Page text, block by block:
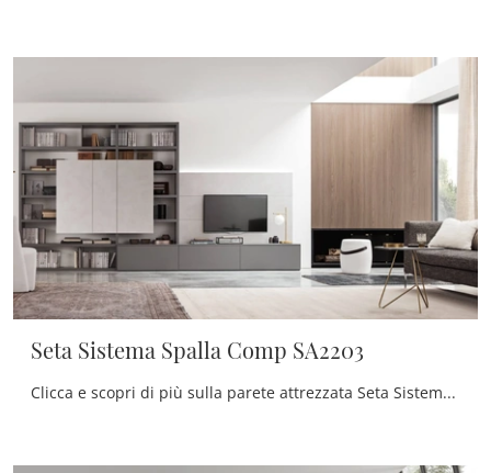
Seta Sistema Spalla Comp SA2203
Clicca e scopri di più sulla parete attrezzata Seta Sistema Spalla Comp SA2203 dell'azienda Maronese: è la soluzione dalle linee moderne ideale per ...